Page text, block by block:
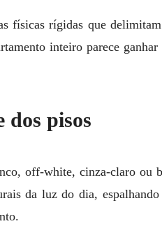
físicas rígidas que
inteiro parece
dos pisos
off-white, cinza-claro ou
da luz do dia,